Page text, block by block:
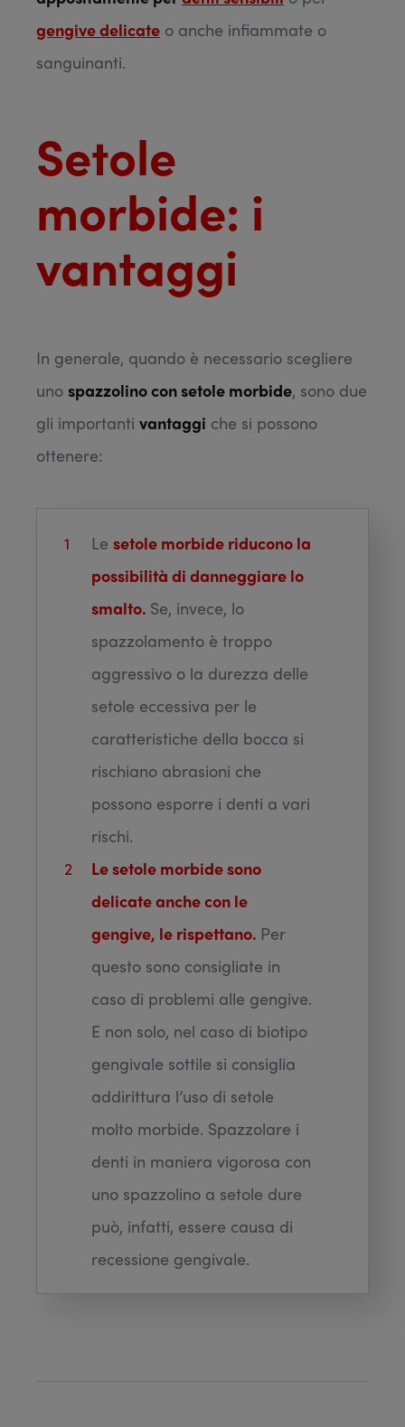
gengive delicate o anche infiammate o
sanguinanti.
Setole
morbide: i
vantaggi
In generale, quando è necessario scegliere
uno spazzolino con setole morbide, sono due
gli importanti vantaggi che si possono
ottenere:
Le setole morbide riducono la
possibilità di danneggiare lo
smalto. Se, invece, lo
spazzolamento è troppo
aggressivo o la durezza delle
setole eccessiva per le
caratteristiche della bocca si
rischiano abrasioni che
possono esporre i denti a vari
rischi.
Le setole morbide sono
delicate anche con le
gengive, le rispettano. Per
questo sono consigliate in
caso di problemi alle gengive.
E non solo, nel caso di biotipo
gengivale sottile si consiglia
addirittura l’uso di setole
molto morbide. Spazzolare i
denti in maniera vigorosa con
uno spazzolino a setole dure
può, infatti, essere causa di
recessione gengivale.